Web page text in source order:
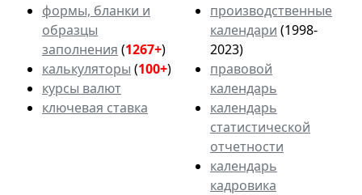
формы, бланки и
образцы
заполнения (1267+)
калькуляторы (100+)
курсы валют
ключевая ставка
производственные
календари (1998-
2023)
правовой
календарь
календарь
статистической
отчетности
календарь
кадровика